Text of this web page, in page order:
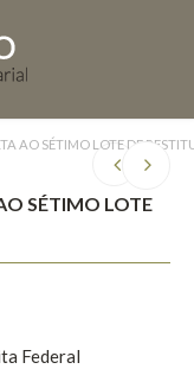
AO SÉTIMO LOTE DE
SÉTIMO LOTE
Federal